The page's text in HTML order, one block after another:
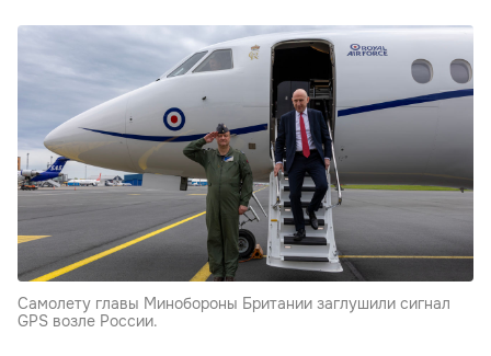
Самолету главы Минобороны Британии заглушили сигнал
GPS возле России.